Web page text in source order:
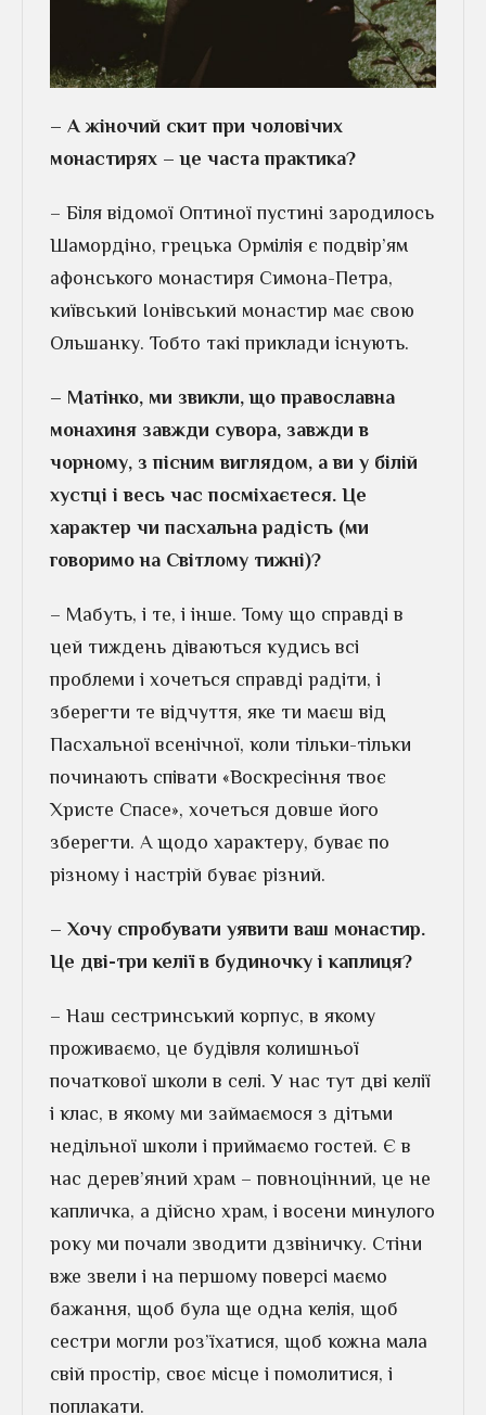
– А жіночий скит при чоловічих
монастирях – це часта практика?
– Біля відомої Оптиної пустині зародилось
Шамордіно, грецька Ормілія є подвір’ям
афонського монастиря Симона-Петра,
київський Іонівський монастир має свою
Ольшанку. Тобто такі приклади існують.
– Матінко, ми звикли, що православна
монахиня завжди сувора, завжди в
чорному, з пісним виглядом, а ви у білій
хустці і весь час посміхаєтеся. Це
характер чи пасхальна радість (ми
говоримо на Світлому тижні)?
– Мабуть, і те, і інше. Тому що справді в
цей тиждень діваються кудись всі
проблеми і хочеться справді радіти, і
зберегти те відчуття, яке ти маєш від
Пасхальної всенічної, коли тільки-тільки
починають співати «Воскресіння твоє
Христе Спасе», хочеться довше його
зберегти. А щодо характеру, буває по
різному і настрій буває різний.
– Хочу спробувати уявити ваш монастир.
Це дві-три келії в будиночку і каплиця?
– Наш сестринський корпус, в якому
проживаємо, це будівля колишньої
початкової школи в селі. У нас тут дві келії
і клас, в якому ми займаємося з дітьми
недільної школи і приймаємо гостей. Є в
нас дерев’яний храм – повноцінний, це не
капличка, а дійсно храм, і восени минулого
року ми почали зводити дзвіничку. Стіни
вже звели і на першому поверсі маємо
бажання, щоб була ще одна келія, щоб
сестри могли роз’їхатися, щоб кожна мала
свій простір, своє місце і помолитися, і
поплакати.